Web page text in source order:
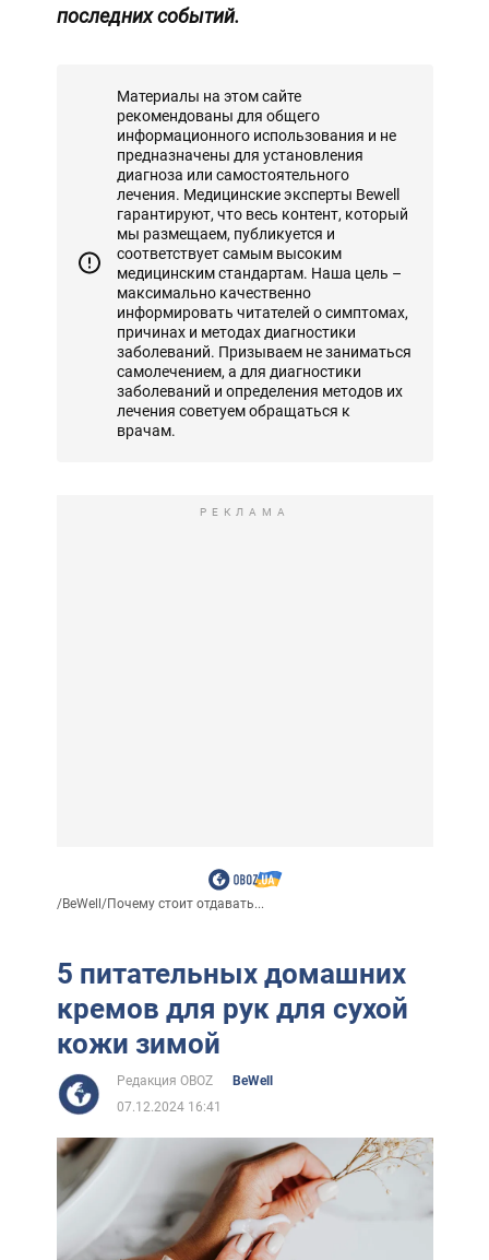
последних событий.
Материалы на этом сайте
рекомендованы для общего
информационного использования и не
предназначены для установления
диагноза или самостоятельного
лечения. Медицинские эксперты Bewell
гарантируют, что весь контент, который
мы размещаем, публикуется и
соответствует самым высоким
медицинским стандартам. Наша цель –
максимально качественно
информировать читателей о симптомах,
причинах и методах диагностики
заболеваний. Призываем не заниматься
самолечением, а для диагностики
заболеваний и определения методов их
лечения советуем обращаться к
врачам.
РЕКЛАМА
/BeWell/Почему стоит отдавать...
5 питательных домашних
кремов для рук для сухой
кожи зимой
Редакция OBOZ
BeWell
07.12.2024 16:41